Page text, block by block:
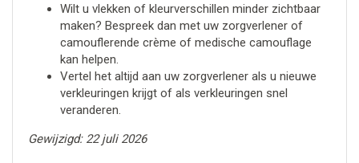
Wilt u vlekken of kleurverschillen minder zichtbaar
maken? Bespreek dan met uw zorgverlener of
camouflerende crème of medische camouflage
kan helpen.
Vertel het altijd aan uw zorgverlener als u nieuwe
verkleuringen krijgt of als verkleuringen snel
veranderen.
Gewijzigd: 22 juli 2026